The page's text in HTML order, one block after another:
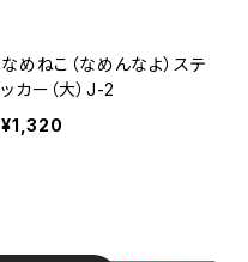
なめねこ（なめんなよ）ステ
ッカー（大）J-2
¥1,320